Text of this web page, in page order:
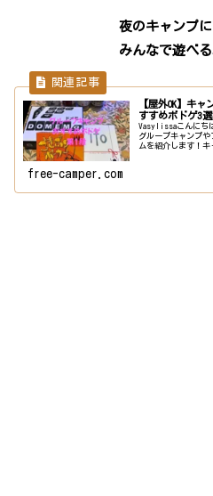
夜のキャンプに
みんなで遊べ
【屋外OK】キ
すすめボドゲ3選
Vasylissaこんにち
グループキャンプ
ムを紹介します！
free-camper.com